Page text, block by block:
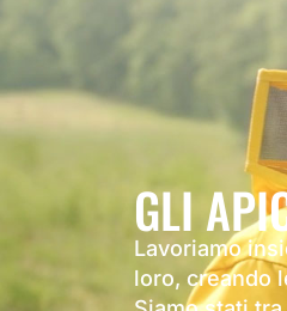
GLI
Lavoriamo
loro, creando